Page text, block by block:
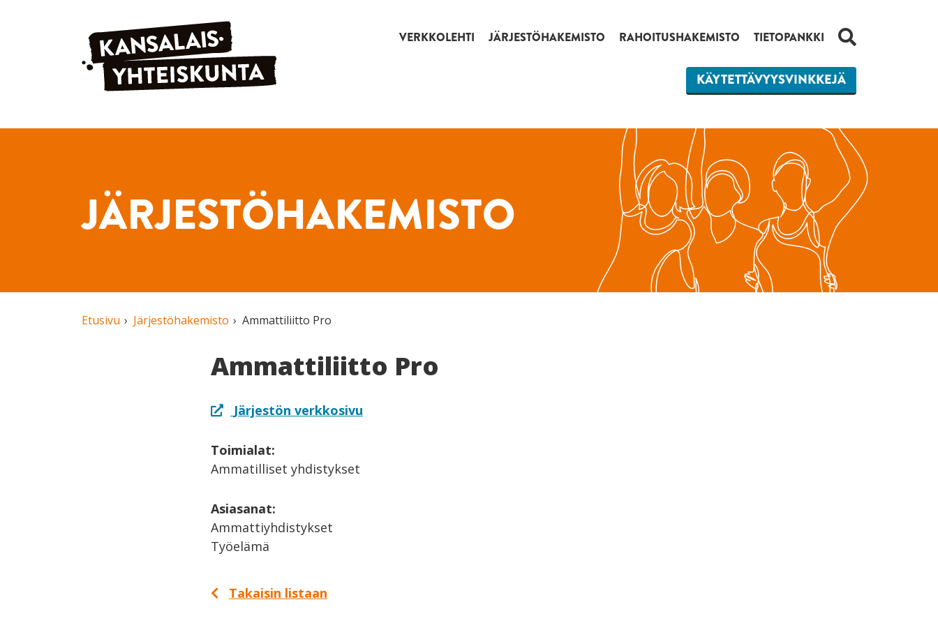
Siirry sisältöön VERKKOLEHTI JÄRJESTÖHAKEMISTO RAHOITUSHAKEMISTO TIETOPANKKI HAKU
KÄYTETTÄVYYSVINKKEJÄ
JÄRJESTÖHAKEMISTO
Etusivu Järjestöhakemisto Ammattiliitto Pro
Ammattiliitto Pro
Järjestön verkkosivu
Toimialat:
Ammatilliset yhdistykset
Asiasanat:
Ammattiyhdistykset
Työelämä
Takaisin listaan